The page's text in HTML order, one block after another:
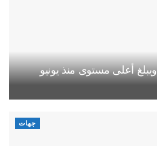
أعلى مستوى منذ يونيو
جهات